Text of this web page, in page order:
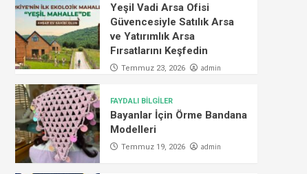
Yeşil Vadi Arsa Ofisi
Güvencesiyle Satılık Arsa
ve Yatırımlık Arsa
Fırsatlarını Keşfedin
Temmuz 23, 2026 admin
FAYDALI BİLGİLER
Bayanlar İçin Örme Bandana
Modelleri
Temmuz 19, 2026 admin